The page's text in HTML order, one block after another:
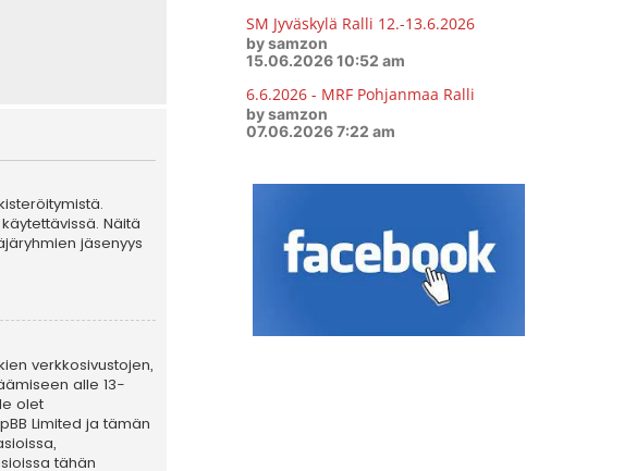
SM Jyväskylä Ralli 12.-13.6.2026
by samzon
15.06.2026 10:52 am
6.6.2026 - MRF Pohjanmaa Ralli
by samzon
07.06.2026 7:22 am